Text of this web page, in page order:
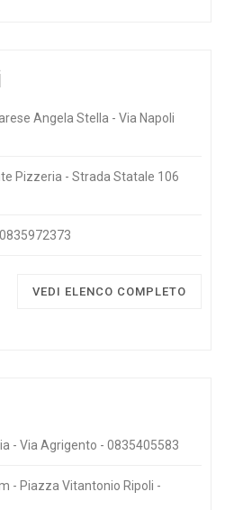
Angela Stella - Via Napoli
Pizzeria - Strada Statale 106
VEDI ELENCO COMPLETO
- Via Agrigento - 0835405583
- Piazza Vitantonio Ripoli -